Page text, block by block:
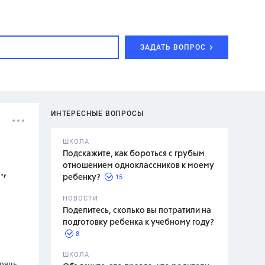
ЗАДАТЬ ВОПРОС
ИНТЕРЕСНЫЕ ВОПРОСЫ
ШКОЛА
Подскажите, как бороться с грубым
отношением одноклассников к моему
ребенку?
15
НОВОСТИ
Поделитесь, сколько вы потратили на
подготовку ребенка к учебному году?
8
ШКОЛА